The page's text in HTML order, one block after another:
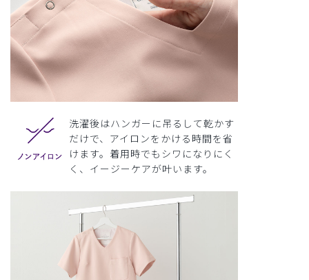
洗濯後はハンガーに吊るして乾かす
だけで、アイロンをかける時間を省
けます。着用時でもシワになりにく
く、イージーケアが叶います。